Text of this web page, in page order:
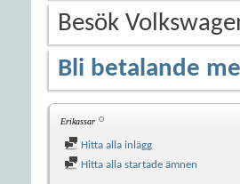
Besök
Bli betalande
Erikassar
Hitta alla inlägg
Hitta alla startade ämnen